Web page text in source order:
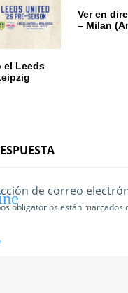
el Leeds
Ver en
– Milan
de correo
obligatorios están marcados